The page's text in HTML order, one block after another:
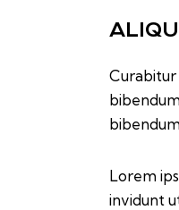
Curabitur
Lorem
invidunt